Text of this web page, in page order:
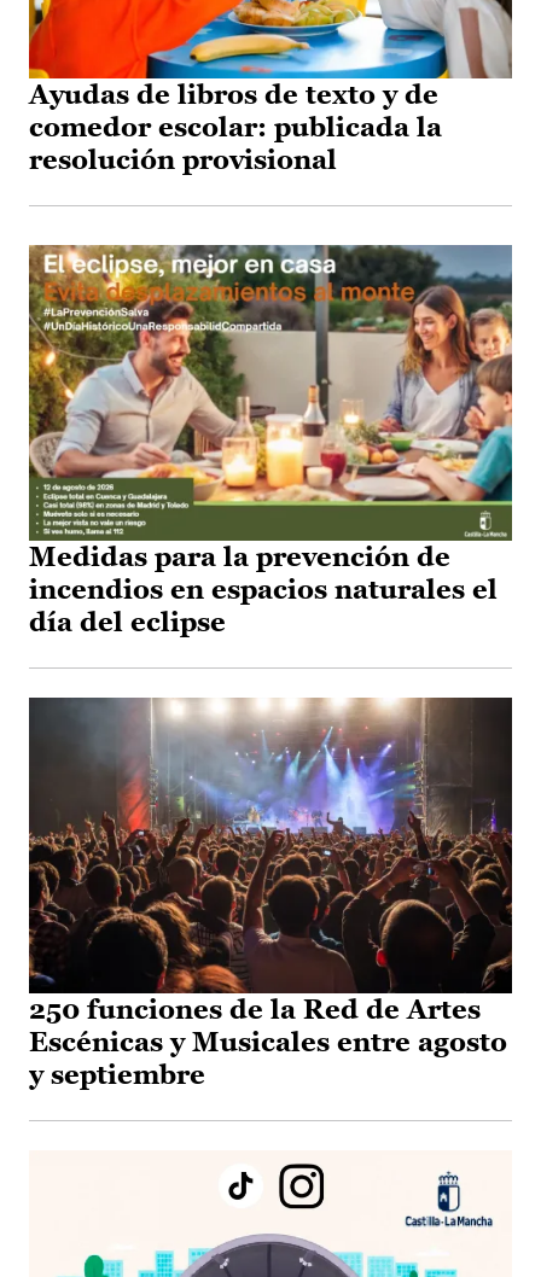
Ayudas de libros de texto y de
comedor escolar: publicada la
resolución provisional
Medidas para la prevención de
incendios en espacios naturales el
día del eclipse
250 funciones de la Red de Artes
Escénicas y Musicales entre agosto
y septiembre